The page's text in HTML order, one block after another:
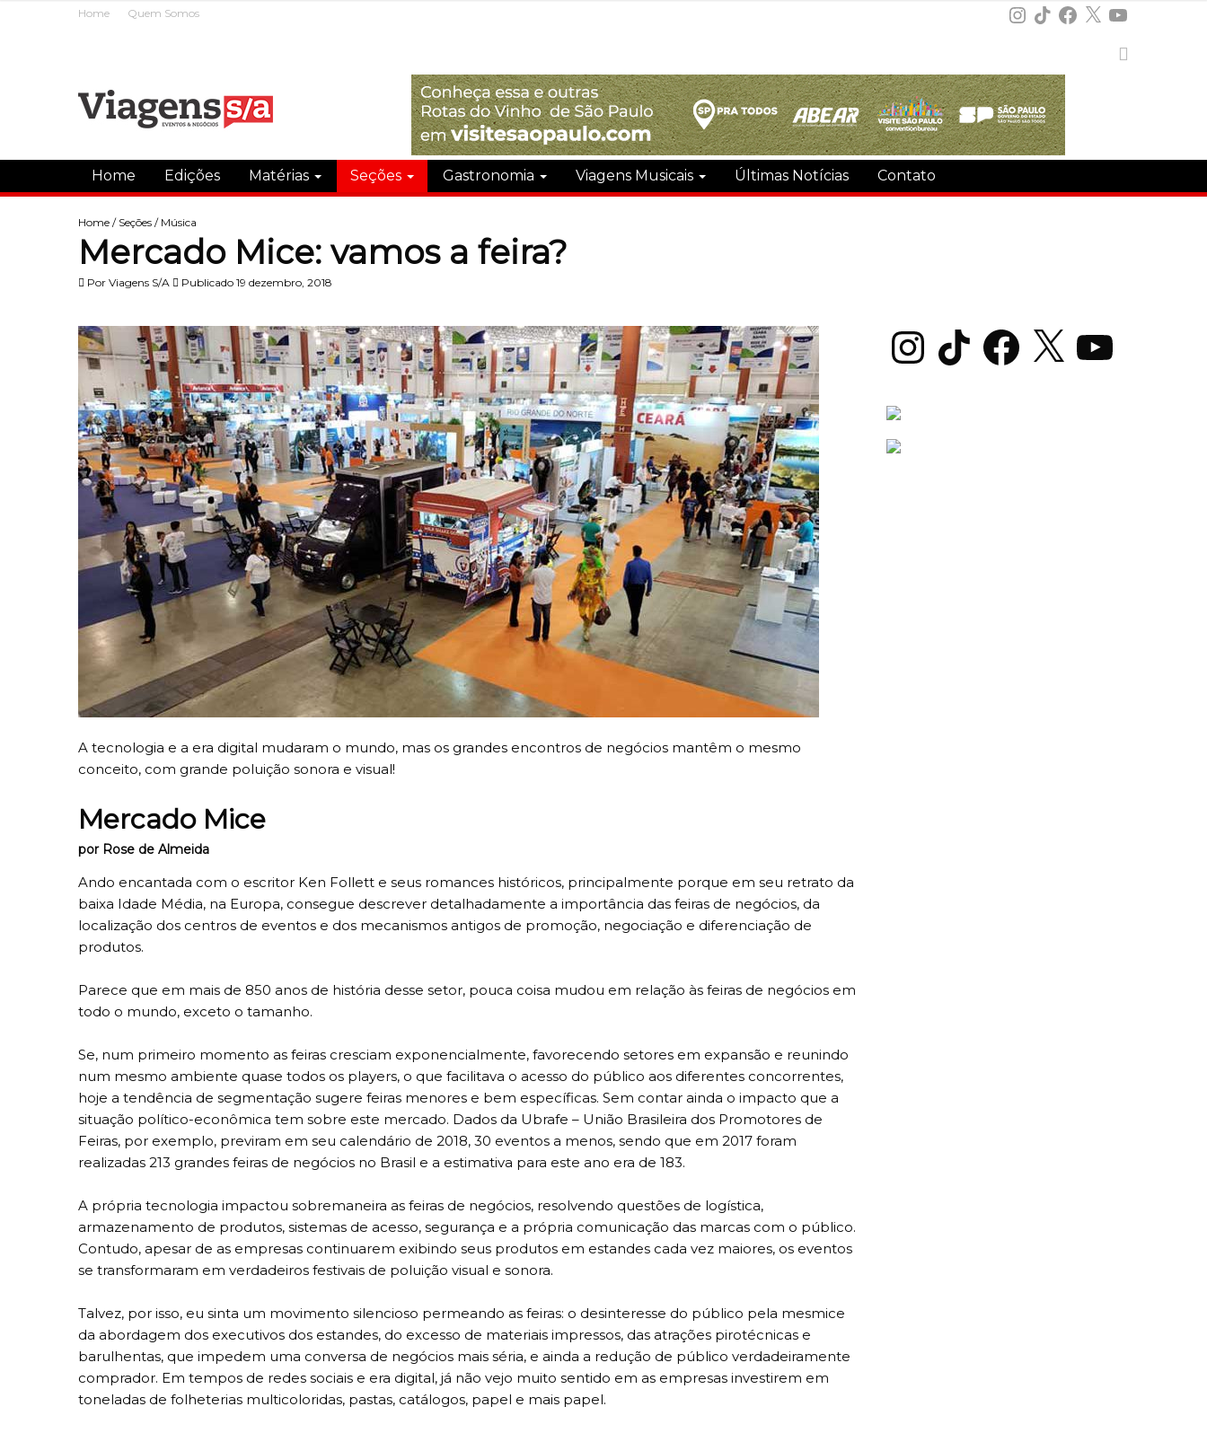
Home Quem Somos Instagram
TikTokFacebook
X YouTube
Home Edições Matérias Seções Gastronomia Viagens Musicais Últimas Notícias Contato
Home / Seções / Música
Mercado Mice: vamos a feira?
Por Viagens S/A Publicado 19 dezembro, 2018
A tecnologia e a era digital mudaram o mundo, mas os grandes encontros de negócios mantêm o mesmo
conceito, com grande poluição sonora e visual!
Mercado Mice
por Rose de Almeida
Ando encantada com o escritor Ken Follett e seus romances históricos, principalmente porque em seu retrato da
baixa Idade Média, na Europa, consegue descrever detalhadamente a importância das feiras de negócios, da
localização dos centros de eventos e dos mecanismos antigos de promoção, negociação e diferenciação de
produtos.
Parece que em mais de 850 anos de história desse setor, pouca coisa mudou em relação às feiras de negócios em
todo o mundo, exceto o tamanho.
Se, num primeiro momento as feiras cresciam exponencialmente, favorecendo setores em expansão e reunindo
num mesmo ambiente quase todos os players, o que facilitava o acesso do público aos diferentes concorrentes,
hoje a tendência de segmentação sugere feiras menores e bem específicas. Sem contar ainda o impacto que a
situação político-econômica tem sobre este mercado. Dados da Ubrafe – União Brasileira dos Promotores de
Feiras, por exemplo, previram em seu calendário de 2018, 30 eventos a menos, sendo que em 2017 foram
realizadas 213 grandes feiras de negócios no Brasil e a estimativa para este ano era de 183.
A própria tecnologia impactou sobremaneira as feiras de negócios, resolvendo questões de logística,
armazenamento de produtos, sistemas de acesso, segurança e a própria comunicação das marcas com o público.
Contudo, apesar de as empresas continuarem exibindo seus produtos em estandes cada vez maiores, os eventos
se transformaram em verdadeiros festivais de poluição visual e sonora.
Talvez, por isso, eu sinta um movimento silencioso permeando as feiras: o desinteresse do público pela mesmice
da abordagem dos executivos dos estandes, do excesso de materiais impressos, das atrações pirotécnicas e
barulhentas, que impedem uma conversa de negócios mais séria, e ainda a redução de público verdadeiramente
comprador. Em tempos de redes sociais e era digital, já não vejo muito sentido em as empresas investirem em
toneladas de folheterias multicoloridas, pastas, catálogos, papel e mais papel.
InstagramTikTok Facebook
X YouTube